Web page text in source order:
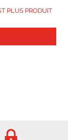
PLUS PRODUIT